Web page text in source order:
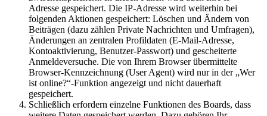
Adresse gespeichert. Die IP-Adresse wird weiterhin bei
folgenden Aktionen gespeichert: Löschen und Ändern von
Beiträgen (dazu zählen Private Nachrichten und Umfragen),
Änderungen an zentralen Profildaten (E-Mail-Adresse,
Kontoaktivierung, Benutzer-Passwort) und gescheiterte
Anmeldeversuche. Die von Ihrem Browser übermittelte
Browser-Kennzeichnung (User Agent) wird nur in der „Wer
ist online?“-Funktion angezeigt und nicht dauerhaft
gespeichert.
Schließlich erfordern einzelne Funktionen des Boards, dass